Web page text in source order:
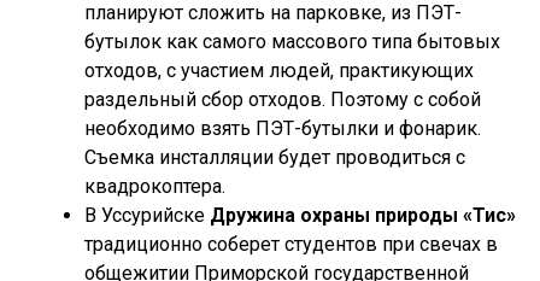
планируют сложить на парковке, из ПЭТ-
бутылок как самого массового типа бытовых
отходов, с участием людей, практикующих
раздельный сбор отходов. Поэтому с собой
необходимо взять ПЭТ-бутылки и фонарик.
Съемка инсталляции будет проводиться с
квадрокоптера.
В Уссурийске Дружина охраны природы «Тис»
традиционно соберет студентов при свечах в
общежитии Приморской государственной